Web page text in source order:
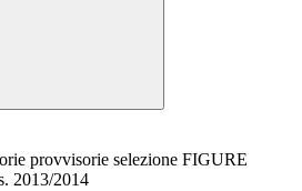
provvisorie selezione FIGURE
2013/2014